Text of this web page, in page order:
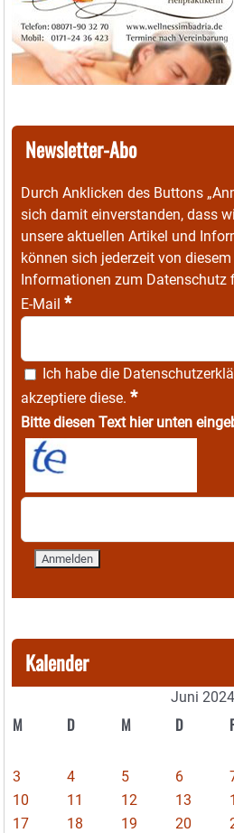
Newsletter-Abo
Durch Anklicken des Buttons
sich damit einverstanden, dass
unsere aktuellen Artikel und
können sich jederzeit von
Informationen zum Datenschutz
E-Mail *
Ich habe die
akzeptiere diese. *
Bitte diesen Text hier unten
Kalender
Juni 2024
M D M D F
3
4 5 6
10
11 12 13
17
18 19 20